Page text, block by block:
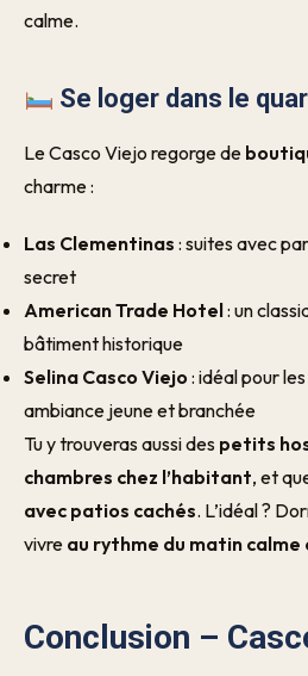
calme.
Se loger dans le
Le Casco Viejo regorge de
charme :
Las Clementinas : suites avec
secret
American Trade Hotel: un
bâtiment historique
Selina Casco Viejo : idéal pour
ambiance jeune et branchée
Tu y trouveras aussi des petits
chambres chez l’habitant, et
avec patios cachés. L’idéal ?
vivre au rythme du matin
Conclusion –